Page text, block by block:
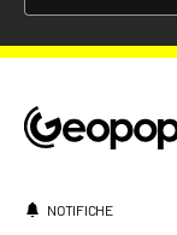
NOTIFICHE